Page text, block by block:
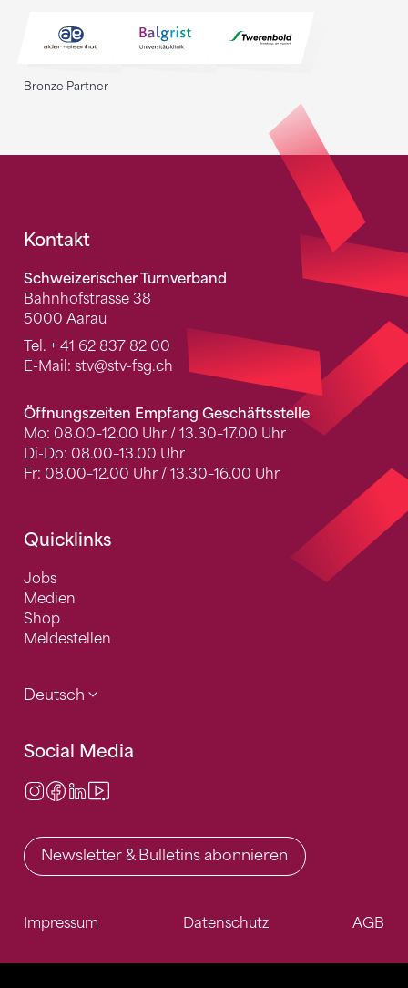
Bronze Partner
Fusszeile
Kontakt
Schweizerischer Turnverband
Bahnhofstrasse 38
5000 Aarau
Tel. + 41 62 837 82 00
E-Mail: stv@stv-fsg.ch
Öffnungszeiten Empfang Geschäftsstelle
Mo: 08.00–12.00 Uhr / 13.30–17.00 Uhr
Di-Do: 08.00–13.00 Uhr
Fr: 08.00–12.00 Uhr / 13.30–16.00 Uhr
Quicklinks
Jobs
Medien
Shop
Meldestellen
Deutsch
Social Media
Instagram
Facebook
LinkedIn
Newsletter & Bulletins abonnieren
Impressum Datenschutz AGB